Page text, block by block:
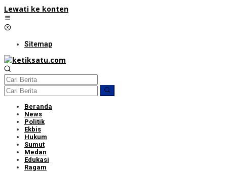
Lewati ke konten
Sitemap
Beranda
News
Politik
Ekbis
Hukum
Sumut
Medan
Edukasi
Ragam